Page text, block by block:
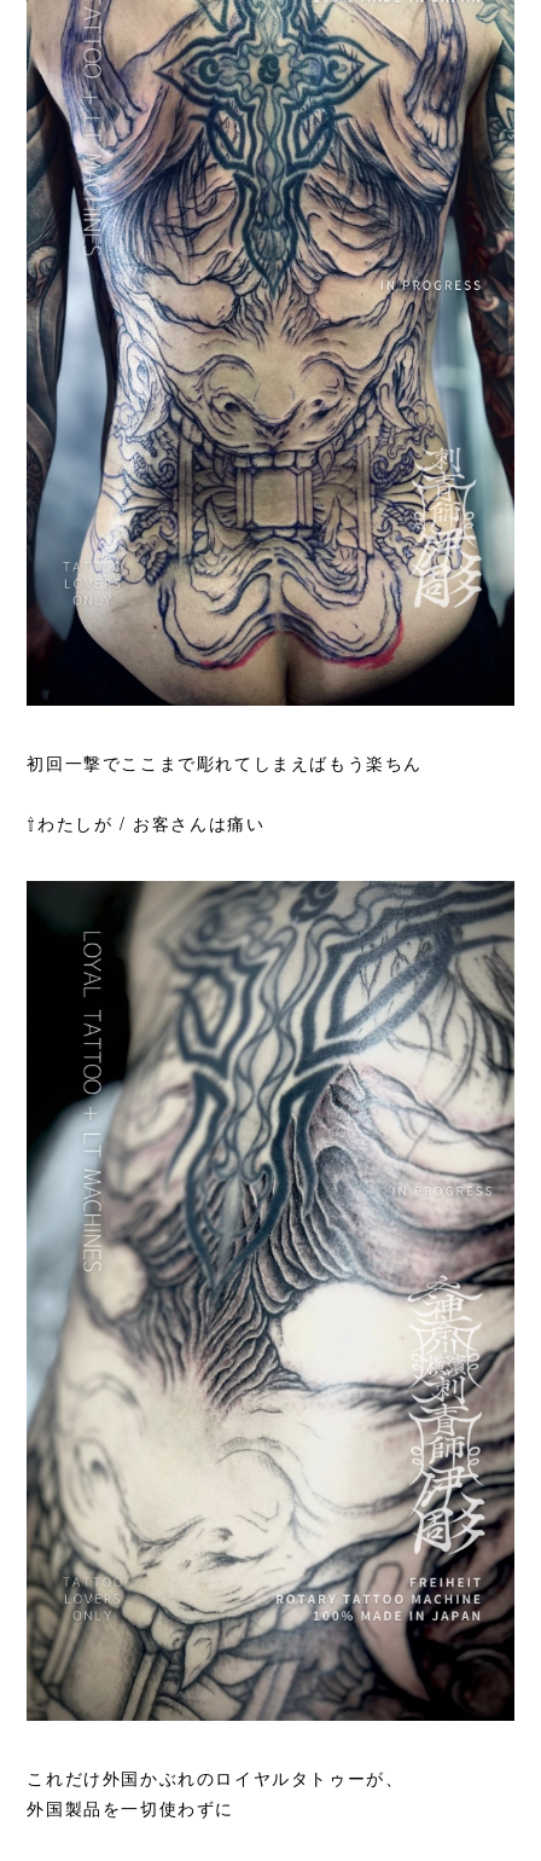
初回一撃でここまで彫れてしまえばもう楽ちん
⇧わたしが / お客さんは痛い
これだけ外国かぶれのロイヤルタトゥーが、
外国製品を一切使わずに